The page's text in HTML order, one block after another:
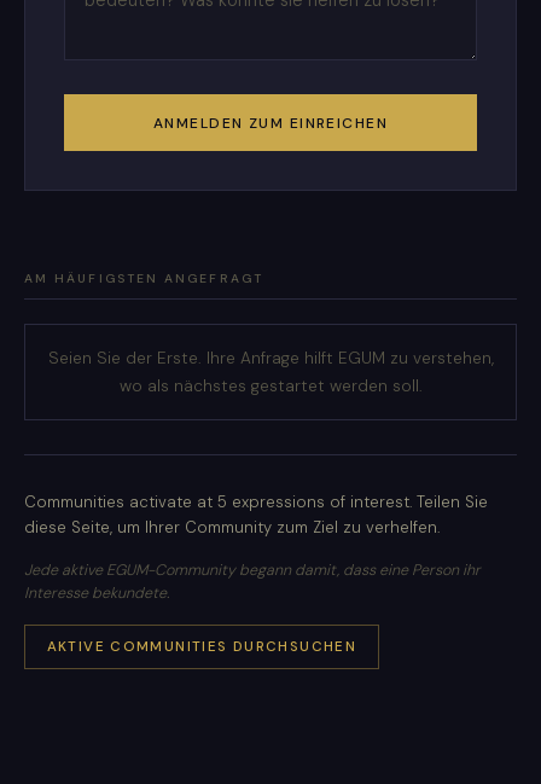
ANMELDEN ZUM EINREICHEN
AM HÄUFIGSTEN ANGEFRAGT
Seien Sie der Erste. Ihre Anfrage hilft EGUM zu verstehen,
wo als nächstes gestartet werden soll.
Communities activate at 5 expressions of interest. Teilen Sie
diese Seite, um Ihrer Community zum Ziel zu verhelfen.
Jede aktive EGUM-Community begann damit, dass eine Person ihr
Interesse bekundete.
AKTIVE COMMUNITIES DURCHSUCHEN